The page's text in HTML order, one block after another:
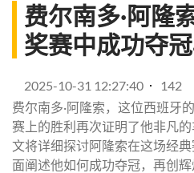
费尔南多·阿隆
奖赛中成功夺
2025-10-31 12:27:40
142
费尔南多·阿隆索，这位西班牙
赛上的胜利再次证明了他非凡
文将详细探讨阿隆索在这场经
面阐述他如何成功夺冠，再创